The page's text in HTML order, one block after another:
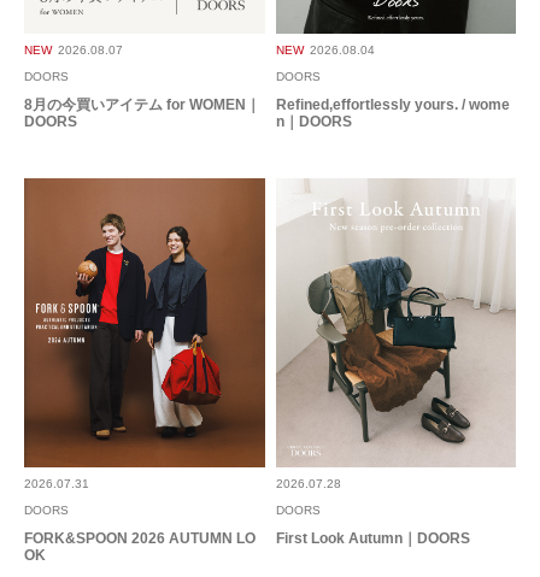
NEW 2026.08.07
DOORS
8月の今買いアイテム for WOMEN｜
DOORS
NEW 2026.08.04
DOORS
Refined,effortlessly yours. / wome
n｜DOORS
2026.07.31
DOORS
FORK&SPOON 2026 AUTUMN LO
OK
2026.07.28
DOORS
First Look Autumn｜DOORS